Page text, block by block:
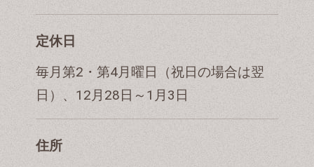
定休日
毎月第2・第4月曜日（祝日の場合は翌
日）、12月28日～1月3日
住所